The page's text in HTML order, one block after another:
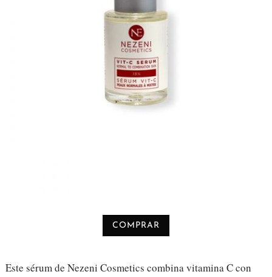
COMPRAR
Este sérum de Nezeni Cosmetics combina vitamina C con